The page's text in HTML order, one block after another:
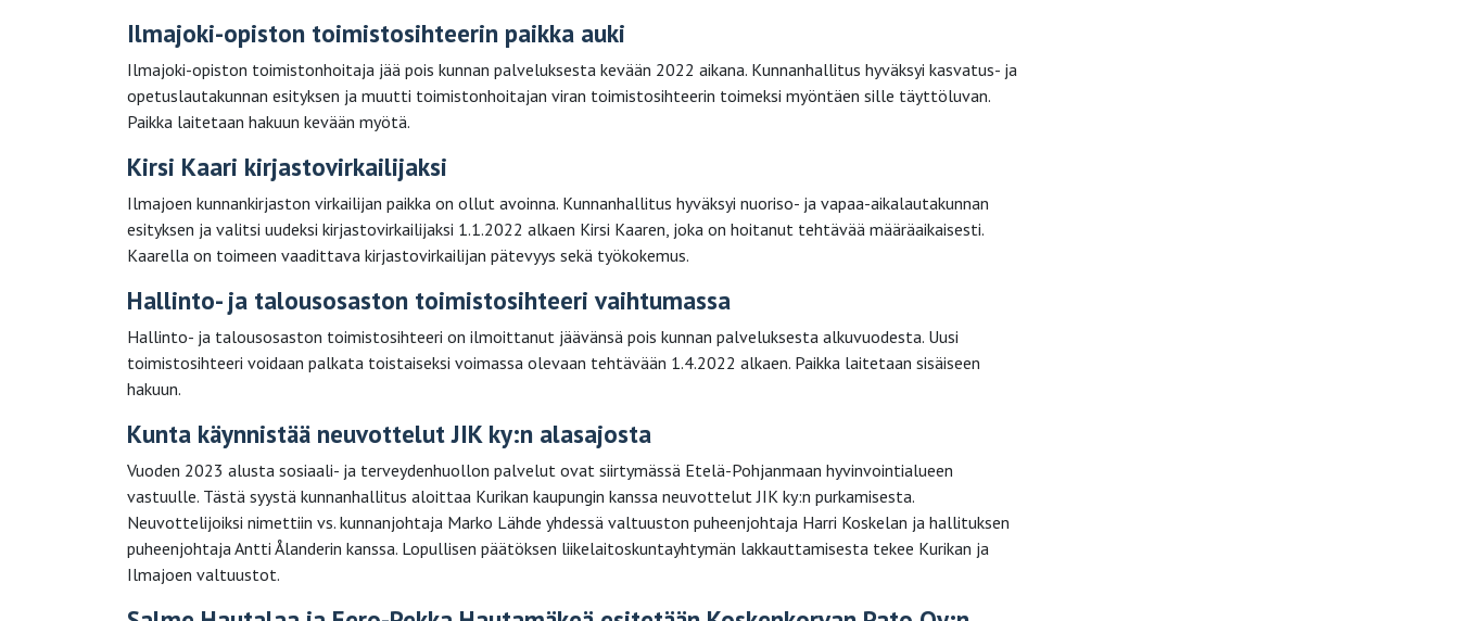
Ilmajoki-opiston toimistosihteerin paikka auki
Ilmajoki-opiston toimistonhoitaja jää pois kunnan palveluksesta kevään 2022 aikana. Kunnanhallitus hyväksyi kasvatus- ja
opetuslautakunnan esityksen ja muutti toimistonhoitajan viran toimistosihteerin toimeksi myöntäen sille täyttöluvan.
Paikka laitetaan hakuun kevään myötä.
Kirsi Kaari kirjastovirkailijaksi
Ilmajoen kunnankirjaston virkailijan paikka on ollut avoinna. Kunnanhallitus hyväksyi nuoriso- ja vapaa-aikalautakunnan
esityksen ja valitsi uudeksi kirjastovirkailijaksi 1.1.2022 alkaen Kirsi Kaaren, joka on hoitanut tehtävää määräaikaisesti.
Kaarella on toimeen vaadittava kirjastovirkailijan pätevyys sekä työkokemus.
Hallinto- ja talousosaston toimistosihteeri vaihtumassa
Hallinto- ja talousosaston toimistosihteeri on ilmoittanut jäävänsä pois kunnan palveluksesta alkuvuodesta. Uusi
toimistosihteeri voidaan palkata toistaiseksi voimassa olevaan tehtävään 1.4.2022 alkaen. Paikka laitetaan sisäiseen
hakuun.
Kunta käynnistää neuvottelut JIK ky:n alasajosta
Vuoden 2023 alusta sosiaali- ja terveydenhuollon palvelut ovat siirtymässä Etelä-Pohjanmaan hyvinvointialueen
vastuulle. Tästä syystä kunnanhallitus aloittaa Kurikan kaupungin kanssa neuvottelut JIK ky:n purkamisesta.
Neuvottelijoiksi nimettiin vs. kunnanjohtaja Marko Lähde yhdessä valtuuston puheenjohtaja Harri Koskelan ja hallituksen
puheenjohtaja Antti Ålanderin kanssa. Lopullisen päätöksen liikelaitoskuntayhtymän lakkauttamisesta tekee Kurikan ja
Ilmajoen valtuustot.